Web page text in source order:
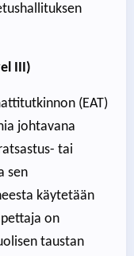
III)
(EAT)
johtavana
tai
sen
käytetään
on
taustan